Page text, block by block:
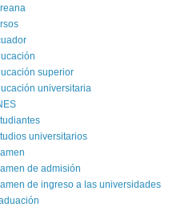
superior
universitaria
universitarios
de admisión
de ingreso a las universidades